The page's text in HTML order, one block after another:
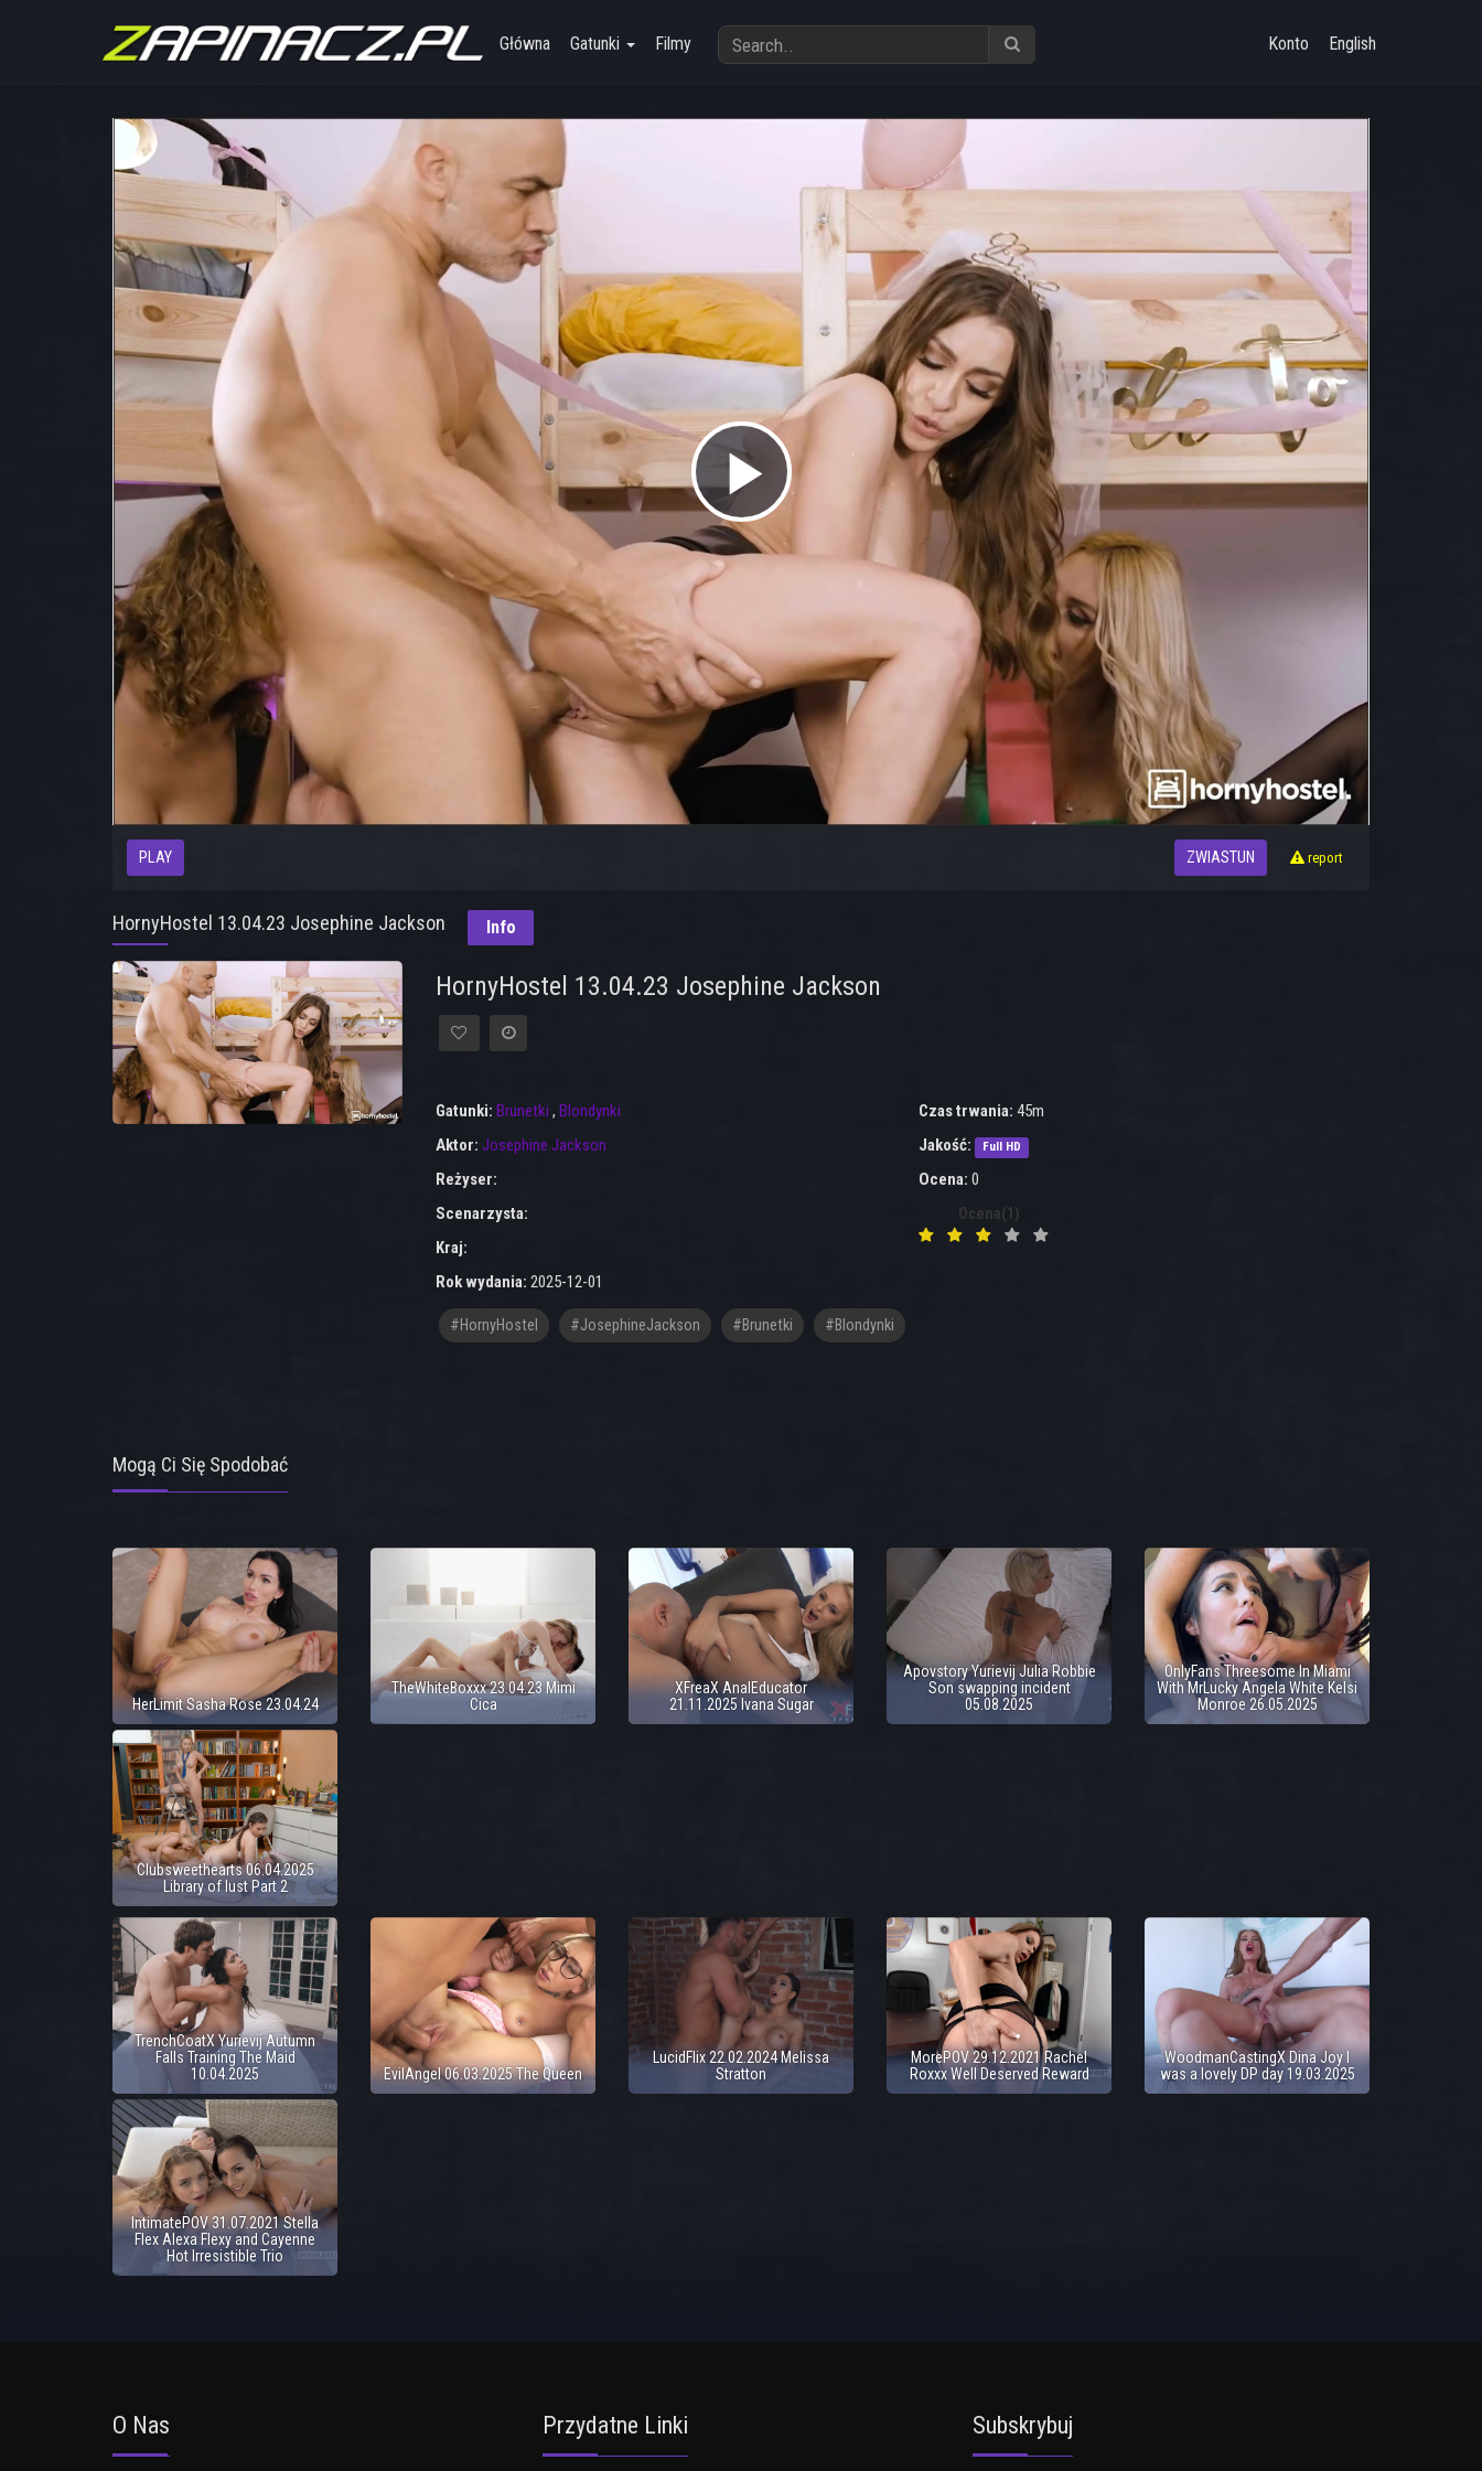
Główna Gatunki Filmy Konto English
Play
Video
PLAY ZWIASTUN report
HornyHostel 13.04.23 Josephine Jackson Info
HornyHostel 13.04.23 Josephine Jackson
Gatunki: Brunetki , Blondynki
Aktor: Josephine Jackson
Reżyser:
Scenarzysta:
Kraj:
Rok wydania: 2025-12-01
Czas trwania: 45m
Jakość:
Full HD
Ocena: 0
Ocena(1)
#HornyHostel #JosephineJackson #brunetki #blondynki
Mogą Ci Się Spodobać
HerLimit Sasha Rose 23.04.24
TheWhiteBoxxx 23.04.23 Mimi
Cica
XFreaX AnalEducator
21.11.2025 Ivana Sugar
Apovstory Yurievij Julia Robbie
Son swapping incident
05.08.2025
OnlyFans Threesome In Miami
With MrLucky Angela White Kelsi
Monroe 26.05.2025
Clubsweethearts 06.04.2025
Library of lust Part 2
TrenchCoatX Yurievij Autumn
Falls Training The Maid
10.04.2025
EvilAngel 06.03.2025 The Queen
LucidFlix 22.02.2024 Melissa
Stratton
MorePOV 29.12.2021 Rachel
Roxxx Well Deserved Reward
WoodmanCastingX Dina Joy I
was a lovely DP day 19.03.2025
IntimatePOV 31.07.2021 Stella
Flex Alexa Flexy and Cayenne
Hot Irresistible Trio
O Nas Przydatne Linki Subskrybuj